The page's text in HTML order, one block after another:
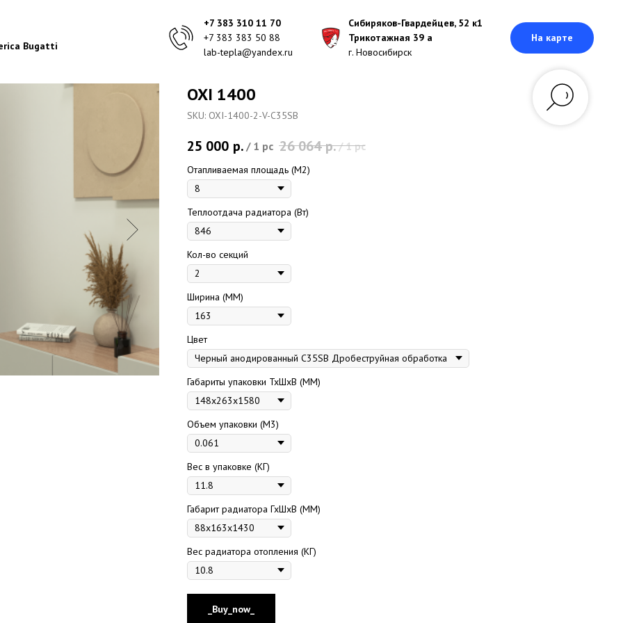
Bugatti
+7 383 310 11 70
+7 383 383 50 88
lab-tepla@yandex.ru
Сибиряков-Гвардейцев, 52 к1
Трикотажная 39 а
г. Новосибирск
На карте
OXI 1400
SKU: OXI-1400-2-V-C35SB
25 000 р. / 1 pc 26 064 р./1 pc
Отапливаемая площадь (M2)
Теплоотдача радиатора (Вт)
Кол-во секций
Ширина (ММ)
Цвет
Габариты упаковки ТхШхВ (ММ)
Объем упаковки (М3)
Вес в упаковке (КГ)
Габарит радиатора ГхШхВ (ММ)
Вес радиатора отопления (КГ)
_Buy_now_